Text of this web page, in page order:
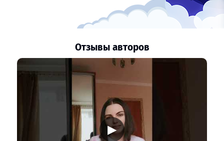
Отзывы авторов
▶